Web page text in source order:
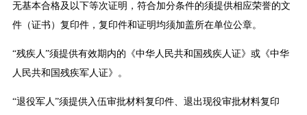
无基本合格及以下等次证明，符合加分条件的须提供相应荣誉的文
件（证书）复印件，复印件和证明均须加盖所在单位公章。
“残疾人”须提供有效期内的《中华人民共和国残疾人证》或《中华
人民共和国残疾军人证》。
“退役军人”须提供入伍审批材料复印件、退出现役审批材料复印